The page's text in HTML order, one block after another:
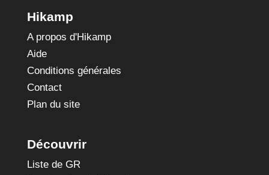
Hikamp
A propos d'Hikamp
Aide
Conditions générales
Contact
Plan du site
Découvrir
Liste de GR